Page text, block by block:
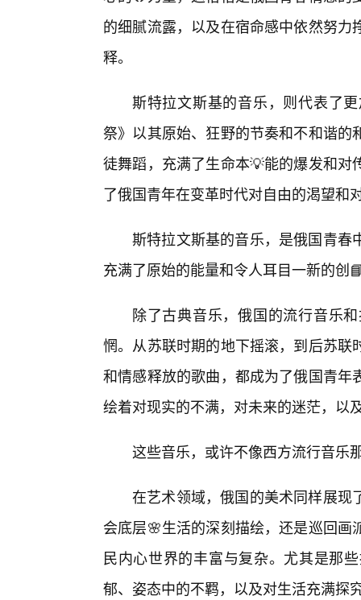
的细腻流露，以及在宿命感中依然努
释。
斯特拉文斯基的音乐，则代表了
祭》以其原始、狂野的节奏和不和谐
徒舞蹈，充满了生命本💡能的爆发和
了俄国青年在变革时代对自由的渴望和
斯特拉文斯基的音乐，是俄国青春
充满了原始的能量和令人耳目一新的创
除了古典音乐，俄国的流行音乐
惘。从苏联时期的地下摇滚，到后苏
和情感释放的歌曲，都成为了俄国青
绘着对现实的不满，对未来的迷茫，以
这些音乐，或许不像西方流行音乐
在艺术领域，俄国的美术同样展现
会底层🌸生活的深刻描绘，还是巡回
民内心世界的丰富与复杂。尤其是那
郁、姿态中的不羁，以及对生活充满探